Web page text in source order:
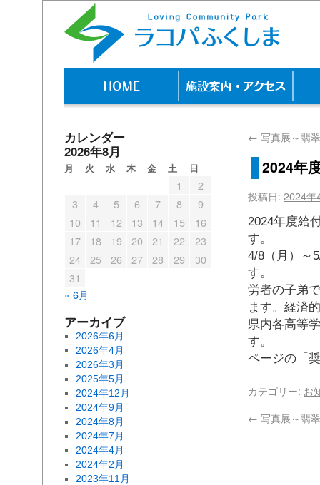
← 写真展～翡
2024年
投稿日: 2024年
2024年度給
す
4/8（月）～
す
労者の子弟
ます。経済
県内各高等
す
ページの「
カテゴリー: お
← 写真展～翡
カレンダー
2026年8月
月 火 水 木 金 土 日
« 6月
1
2
3
4 5 6 7 8
9
10
11 12 13 14 15
16
17
18 19 20 21 22
23
24
25 26 27 28 29
30
31
アーカイブ
2026年6月
2026年4月
2026年3月
2025年5月
2024年12月
2024年9月
2024年8月
2024年7月
2024年4月
2024年2月
2023年11月